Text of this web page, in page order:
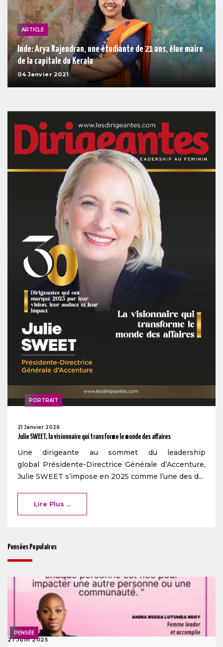
ARTICLE
Inde: Arya Rajendran, une étudiante de 21 ans, élue maire
de la capitale du Kerala
04 Janvier 2021
PORTRAIT
21 Janvier 2026
Julie SWEET, la visionnaire qui transforme le monde des affaires
Une dirigeante au sommet du leadership
global Présidente-Directrice Générale d’Accenture,
Julie SWEET s’impose en 2025 comme l’une des d...
Lire Plus ...
Pensées Populaires
PENSÉE
21 Juin 2025